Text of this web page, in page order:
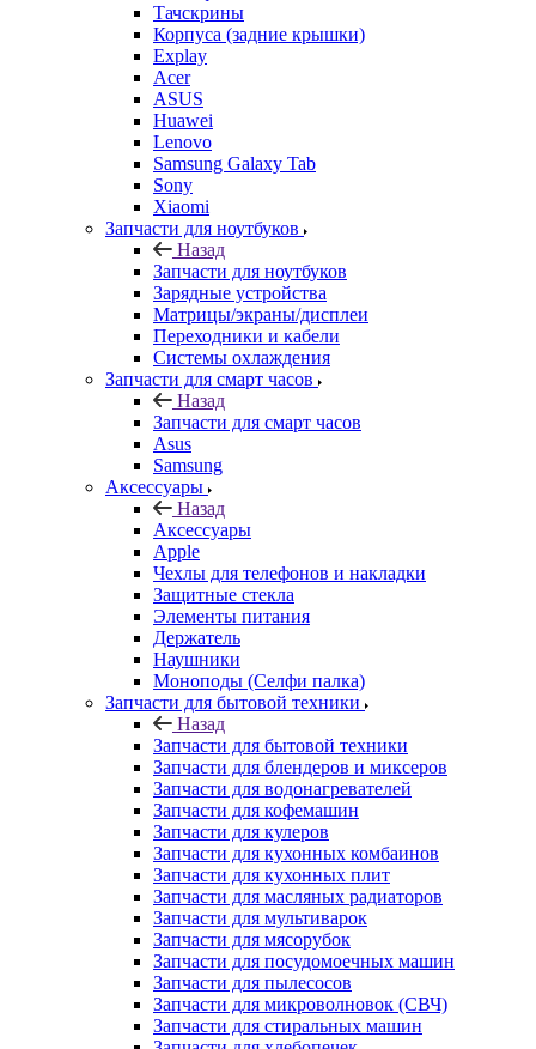
Корпуса (задние крышки)
Explay
Acer
ASUS
Huawei
Lenovo
Samsung Galaxy Tab
Sony
Xiaomi
Запчасти для ноутбуков
Назад
Запчасти для ноутбуков
Зарядные устройства
Матрицы/экраны/дисплеи
Переходники и кабели
Системы охлаждения
Запчасти для смарт часов
Назад
Запчасти для смарт часов
Asus
Samsung
Аксессуары
Назад
Аксессуары
Apple
Чехлы для телефонов и накладки
Защитные стекла
Элементы питания
Держатель
Наушники
Моноподы (Селфи палка)
Запчасти для бытовой техники
Назад
Запчасти для бытовой техники
Запчасти для блендеров и миксеров
Запчасти для водонагревателей
Запчасти для кофемашин
Запчасти для кулеров
Запчасти для кухонных комбаинов
Запчасти для кухонных плит
Запчасти для масляных радиаторов
Запчасти для мультиварок
Запчасти для мясорубок
Запчасти для посудомоечных машин
Запчасти для пылесосов
Запчасти для микроволновок (СВЧ)
Запчасти для стиральных машин
Запчасти для хлебопечек